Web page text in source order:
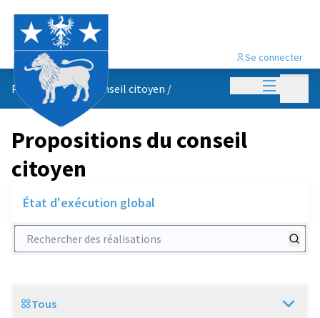
Menu
Se connecter
Propositions du conseil citoyen /
Propositions du conseil
citoyen
État d'exécution global
Rechercher des réalisations
Scope
Tous